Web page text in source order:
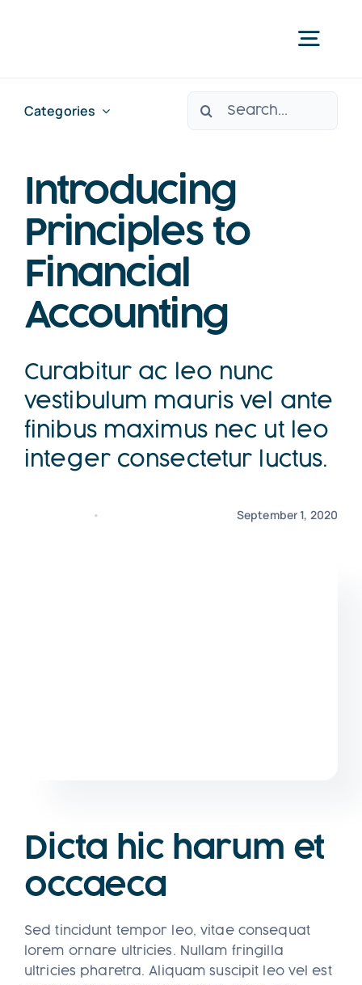
Categories
Introducing
Principles to
Financial
Accounting
Curabitur ac leo nunc
vestibulum mauris vel ante
finibus maximus nec ut leo
integer consectetur luctus.
• September 1, 2020
Dicta hic harum et
occaeca
Sed tincidunt tempor leo, vitae consequat
lorem ornare ultricies. Nullam fringilla
ultricies pharetra. Aliquam suscipit leo vel est